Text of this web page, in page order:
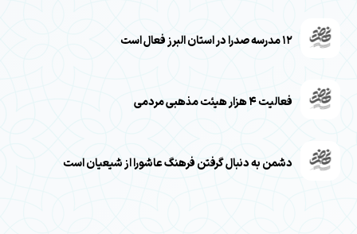
۱۲ مدرسه صدرا در استان البرز فعال است
فعالیت ۴ هزار هیئت مذهبی مردمی
دشمن به دنبال گرفتن فرهنگ عاشورا از شیعیان است